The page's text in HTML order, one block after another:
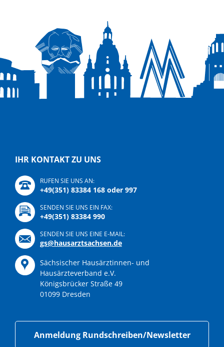
IHR KONTAKT ZU UNS
RUFEN SIE UNS AN:
+49(351) 83384 168 oder 997
SENDEN SIE UNS EIN FAX:
+49(351) 83384 990
SENDEN SIE UNS EINE E-MAIL:
gs@hausarztsachsen.de
Sächsischer Hausärztinnen- und
Hausärzteverband e.V.
Königsbrücker Straße 49
01099 Dresden
Anmeldung Rundschreiben/Newsletter